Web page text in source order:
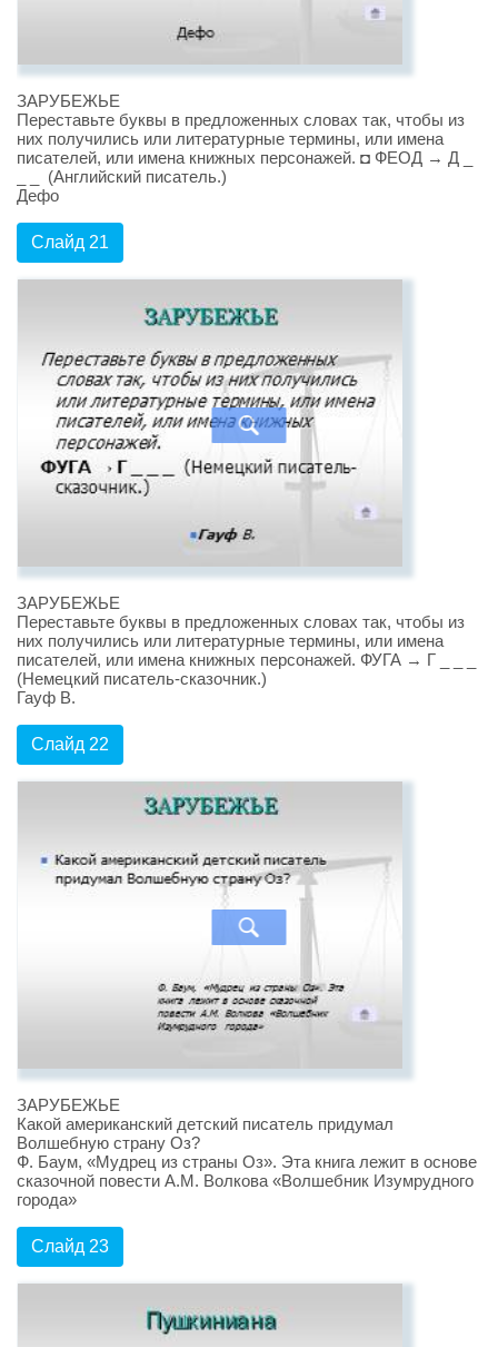
ЗАРУБЕЖЬЕ
Переставьте буквы в предложенных словах так, чтобы из
них получились или литературные термины, или имена
писателей, или имена книжных персонажей. ◘ ФЕОД → Д _
_ _ (Английский писатель.)
Дефо
Слайд 21
ЗАРУБЕЖЬЕ
Переставьте буквы в предложенных словах так, чтобы из
них получились или литературные термины, или имена
писателей, или имена книжных персонажей. ФУГА → Г _ _ _
(Немецкий писатель-сказочник.)
Гауф В.
Слайд 22
ЗАРУБЕЖЬЕ
Какой американский детский писатель придумал
Волшебную страну Оз?
Ф. Баум, «Мудрец из страны Оз». Эта книга лежит в основе
сказочной повести А.М. Волкова «Волшебник Изумрудного
города»
Слайд 23